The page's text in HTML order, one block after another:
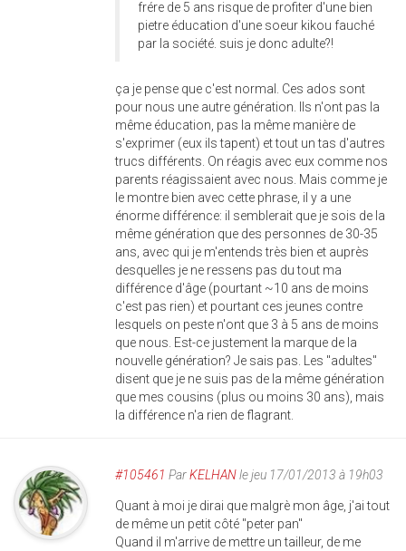
frére de 5 ans risque de profiter d'une bien
pietre éducation d'une soeur kikou fauché
par la société. suis je donc adulte?!
ça je pense que c'est normal. Ces ados sont
pour nous une autre génération. Ils n'ont pas la
même éducation, pas la même manière de
s'exprimer (eux ils tapent) et tout un tas d'autres
trucs différents. On réagis avec eux comme nos
parents réagissaient avec nous. Mais comme je
le montre bien avec cette phrase, il y a une
énorme différence: il semblerait que je sois de la
même génération que des personnes de 30-35
ans, avec qui je m'entends très bien et auprès
desquelles je ne ressens pas du tout ma
différence d'âge (pourtant ~10 ans de moins
c'est pas rien) et pourtant ces jeunes contre
lesquels on peste n'ont que 3 à 5 ans de moins
que nous. Est-ce justement la marque de la
nouvelle génération? Je sais pas. Les "adultes"
disent que je ne suis pas de la même génération
que mes cousins (plus ou moins 30 ans), mais
la différence n'a rien de flagrant.
#105461 ParKELHANle jeu 17/01/2013 à 19h03
Quant à moi je dirai que malgrè mon âge, j'ai tout
de même un petit côté "peter pan"
Quand il m'arrive de mettre un tailleur, de me